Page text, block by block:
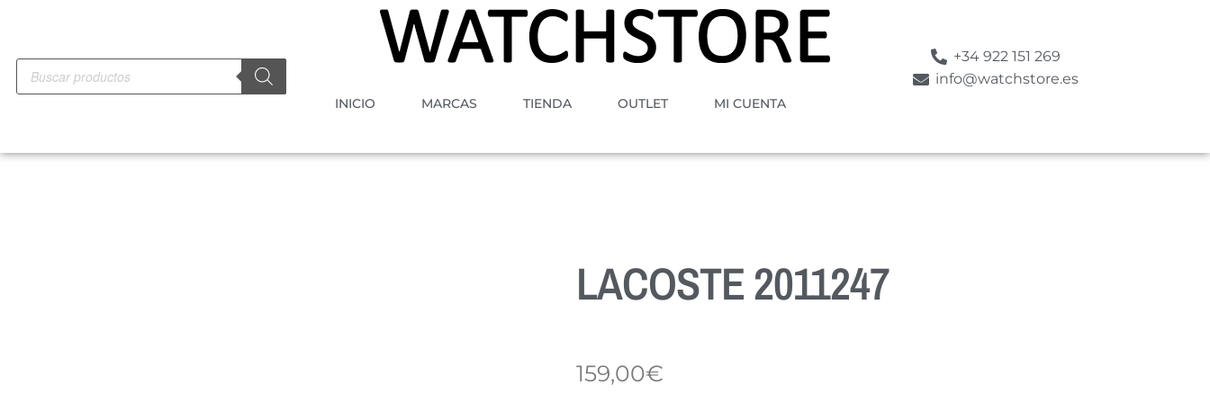
INICIO MARCAS TIENDA OUTLET MI CUENTA
+34 922 151 269
info@watchstore.es
LACOSTE 2011247
159,00€